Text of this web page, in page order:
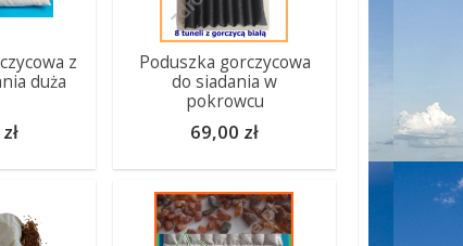
z
duża
Poduszka gorczycowa
do siadania w
pokrowcu
69,00 zł